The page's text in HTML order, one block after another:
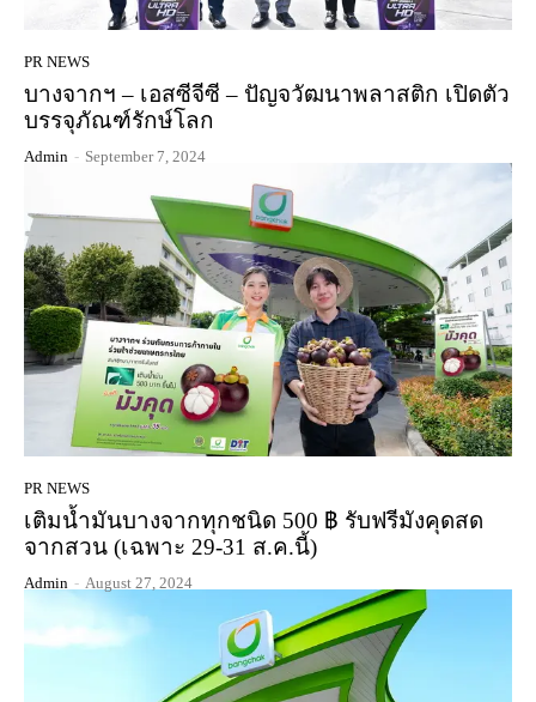
PR NEWS
บางจากฯ – เอสซีจีซี – ปัญจวัฒนาพลาสติก เปิดตัว
บรรจุภัณฑ์รักษ์โลก
Admin - September 7, 2024
PR NEWS
เติมน้ำมันบางจากทุกชนิด 500 ฿ รับฟรีมังคุดสด
จากสวน (เฉพาะ 29-31 ส.ค.นี้)
Admin - August 27, 2024